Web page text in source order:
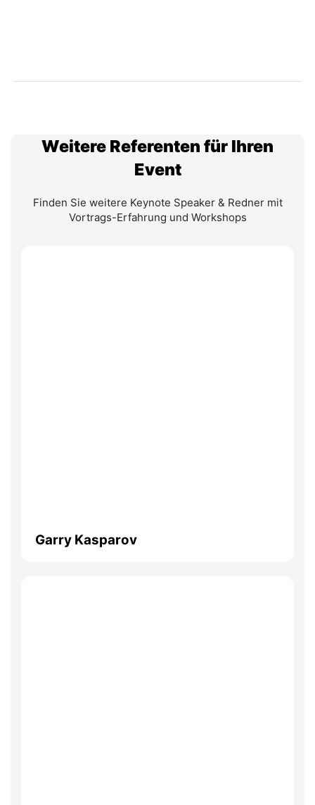
Weitere Referenten für Ihren
Event
Finden Sie weitere Keynote Speaker & Redner mit
Vortrags-Erfahrung und Workshops
Garry Kasparov